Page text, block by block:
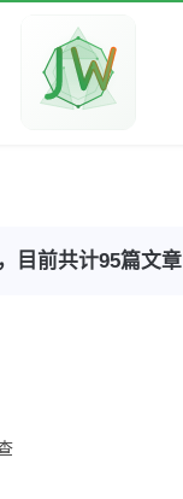
目前共计95篇文章